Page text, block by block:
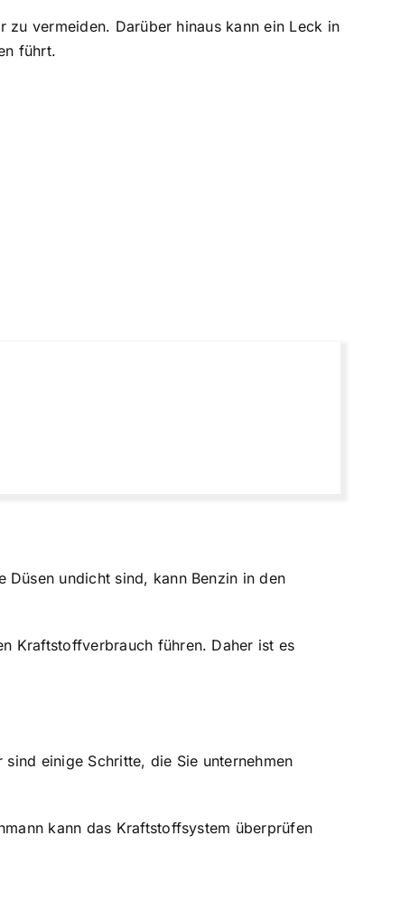
vermeiden. Darüber hinaus kann ein Leck in
führt.
undicht sind, kann Benzin in den
Kraftstoffverbrauch führen. Daher ist es
einige Schritte, die Sie unternehmen
kann das Kraftstoffsystem überprüfen